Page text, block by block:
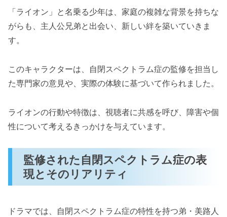
「ライオン」と名乗る少年は、家庭の複雑な背景を持ちな
がらも、主人公兄弟と出会い、新しい絆を築いていきま
す。
このキャラクターは、自閉スペクトラム症の監修を担当し
た専門家の意見や、実際の体験に基づいて作られました。
ライオンの行動や特徴は、視聴者に共感を呼び、障害や個
性について考えるきっかけを与えています。
監修された自閉スペクトラム症の表
現とそのリアリティ
ドラマでは、自閉スペクトラム症の特性を持つ弟・美路人